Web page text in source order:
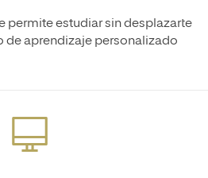
permite estudiar sin desplazarte
de aprendizaje personalizado